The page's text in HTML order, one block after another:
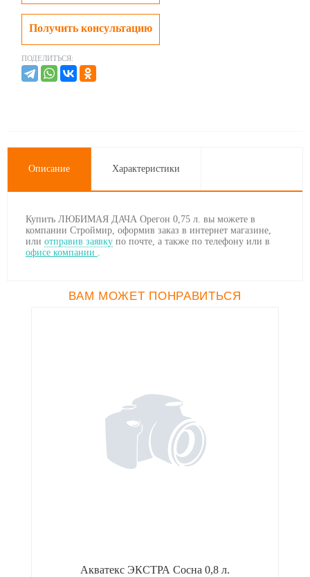
Получить консультацию
ПОДЕЛИТЬСЯ:
Описание Характеристики
Купить ЛЮБИМАЯ ДАЧА Орегон 0,75 л. вы можете в
компании Строймир, оформив заказ в интернет магазине,
или отправив заявку по почте, а также по телефону или в
офисе компании .
ВАМ МОЖЕТ ПОНРАВИТЬСЯ
Акватекс ЭКСТРА Сосна 0,8 л.